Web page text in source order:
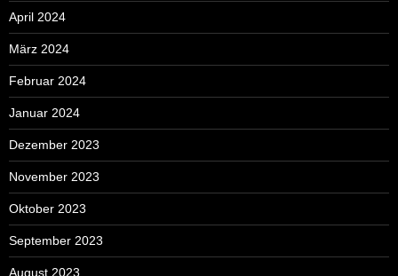
April 2024
März 2024
Februar 2024
Januar 2024
Dezember 2023
November 2023
Oktober 2023
September 2023
August 2023